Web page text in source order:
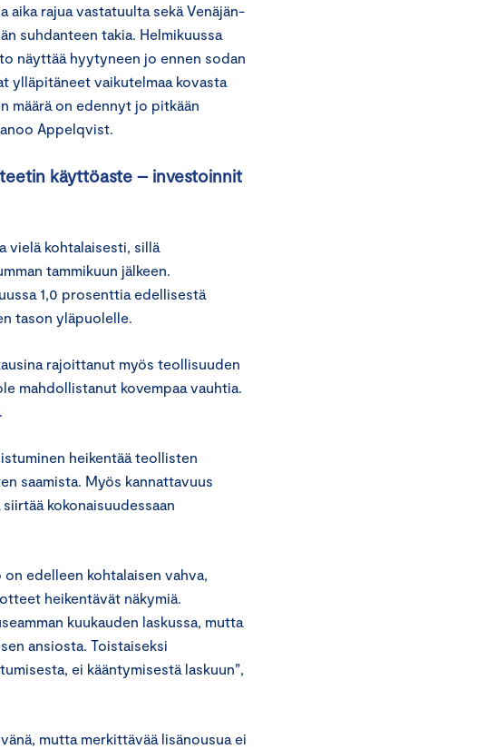
rajua vastatuulta sekä Venäjän-
suhdanteen takia. Helmikuussa
näyttää hyytyneen jo ennen sodan
ylläpitäneet vaikutelmaa kovasta
määrä on edennyt jo pitkään
Appelqvist.
käyttöaste – investoinnit
vielä kohtalaisesti, sillä
tammikuun jälkeen.
1,0 prosenttia edellisestä
tason yläpuolelle.
rajoittanut myös teollisuuden
mahdollistanut kovempaa vauhtia.
heikentää teollisten
saamista. Myös kannattavuus
kokonaisuudessaan
edelleen kohtalaisen vahva,
heikentävät näkymiä.
kuukauden laskussa, mutta
ansiosta. Toistaiseksi
ei kääntymisestä laskuun”,
mutta merkittävää lisänousua ei